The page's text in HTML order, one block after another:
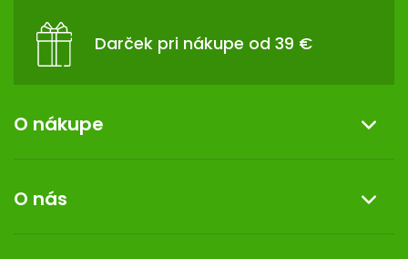
Darček pri nákupe od 39 €
O nákupe
Reklamácia a vrátenie tovaru
Doprava a platba
O nás